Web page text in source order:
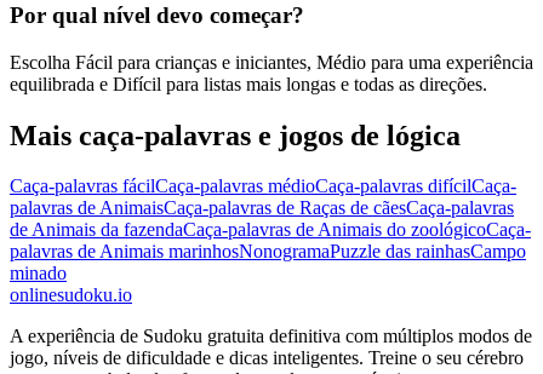
Por qual nível devo começar?
Escolha Fácil para crianças e iniciantes, Médio para uma experiência
equilibrada e Difícil para listas mais longas e todas as direções.
Mais caça-palavras e jogos de lógica
Caça-palavras fácilCaça-palavras médioCaça-palavras difícilCaça-
palavras de AnimaisCaça-palavras de Raças de cãesCaça-palavras
de Animais da fazendaCaça-palavras de Animais do zoológicoCaça-
palavras de Animais marinhosNonogramaPuzzle das rainhasCampo
minado
onlinesudoku.io
A experiência de Sudoku gratuita definitiva com múltiplos modos de
jogo, níveis de dificuldade e dicas inteligentes. Treine o seu cérebro